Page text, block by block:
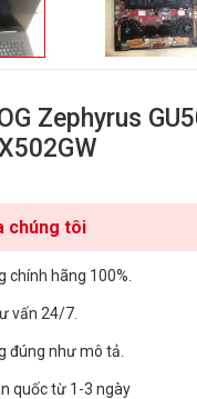
Zephyrus
chúng tôi
chính hãng 100%.
vấn 24/7.
đúng như mô tả.
quốc từ 1-3 ngày